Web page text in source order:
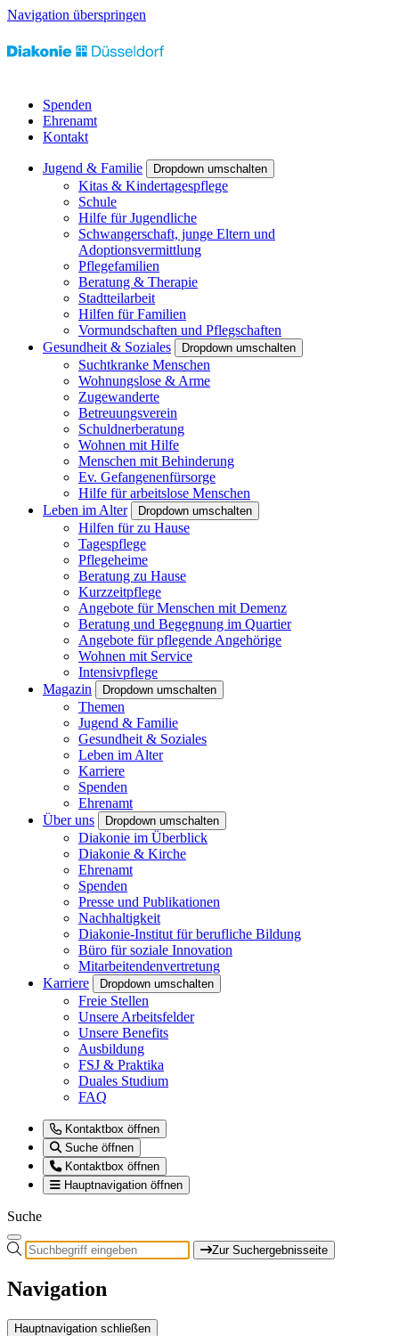
Navigation überspringen
Spenden
Ehrenamt
Kontakt
Jugend & Familie Dropdown umschalten
Kitas & Kindertagespflege
Schule
Hilfe für Jugendliche
Schwangerschaft, junge Eltern und
Adoptionsvermittlung
Pflegefamilien
Beratung & Therapie
Stadtteilarbeit
Hilfen für Familien
Vormundschaften und Pflegschaften
Gesundheit & Soziales
Dropdown umschalten
Suchtkranke Menschen
Wohnungslose & Arme
Zugewanderte
Betreuungsverein
Schuldnerberatung
Wohnen mit Hilfe
Menschen mit Behinderung
Ev. Gefangenenfürsorge
Hilfe für arbeitslose Menschen
Leben im Alter
Dropdown umschalten
Hilfen für zu Hause
Tagespflege
Pflegeheime
Beratung zu Hause
Kurzzeitpflege
Angebote für Menschen mit Demenz
Beratung und Begegnung im Quartier
Angebote für pflegende Angehörige
Wohnen mit Service
Intensivpflege
Magazin
Dropdown umschalten
Themen
Jugend & Familie
Gesundheit & Soziales
Leben im Alter
Karriere
Spenden
Ehrenamt
Über uns
Dropdown umschalten
Diakonie im Überblick
Diakonie & Kirche
Ehrenamt
Spenden
Presse und Publikationen
Nachhaltigkeit
Diakonie-Institut für berufliche Bildung
Büro für soziale Innovation
Mitarbeitendenvertretung
Karriere
Dropdown umschalten
Freie Stellen
Unsere Arbeitsfelder
Unsere Benefits
Ausbildung
FSJ & Praktika
Duales Studium
FAQ
Kontaktbox öffnen
Suche öffnen
Kontaktbox öffnen
Hauptnavigation öffnen
Suche
Zur Suchergebnisseite
Navigation
Hauptnavigation schließen